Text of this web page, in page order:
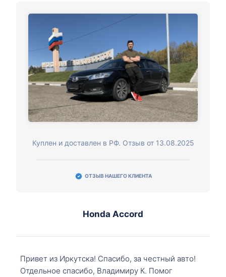
Куплен и доставлен в РФ. Отзыв от 13.08.2025
ОТЗЫВ НАШЕГО КЛИЕНТА
Honda Accord
Привет из Иркутска! Спасибо, за честный авто!
Отдельное спасибо, Владимиру К. Помог